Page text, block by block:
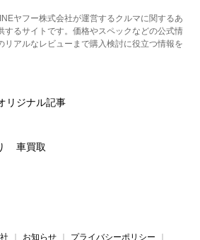
ヤフー株式会社が運営するクルマに関するあ
するサイトです。価格やスペックなどの公式情
リアルなレビューまで購入検討に役立つ情報を
リジナル記事
車買取
お知らせ プライバシーポリシー